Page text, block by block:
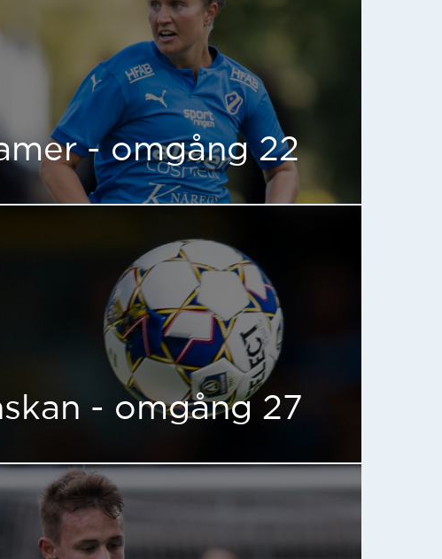
- omgång 22
- omgång 27